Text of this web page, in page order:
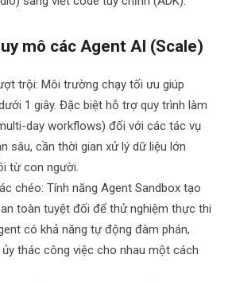
mô các Agent AI (Scale)
trội: Môi trường chạy tối ưu giúp
1 giây. Đặc biệt hỗ trợ quy trình làm
day workflows) đối với các tác vụ
sâu, cần thời gian xử lý dữ liệu lớn
từ con người.
chéo: Tính năng Agent Sandbox tạo
toàn tuyệt đối để thử nghiệm thực thi
có khả năng tự động đàm phán,
thác công việc cho nhau một cách